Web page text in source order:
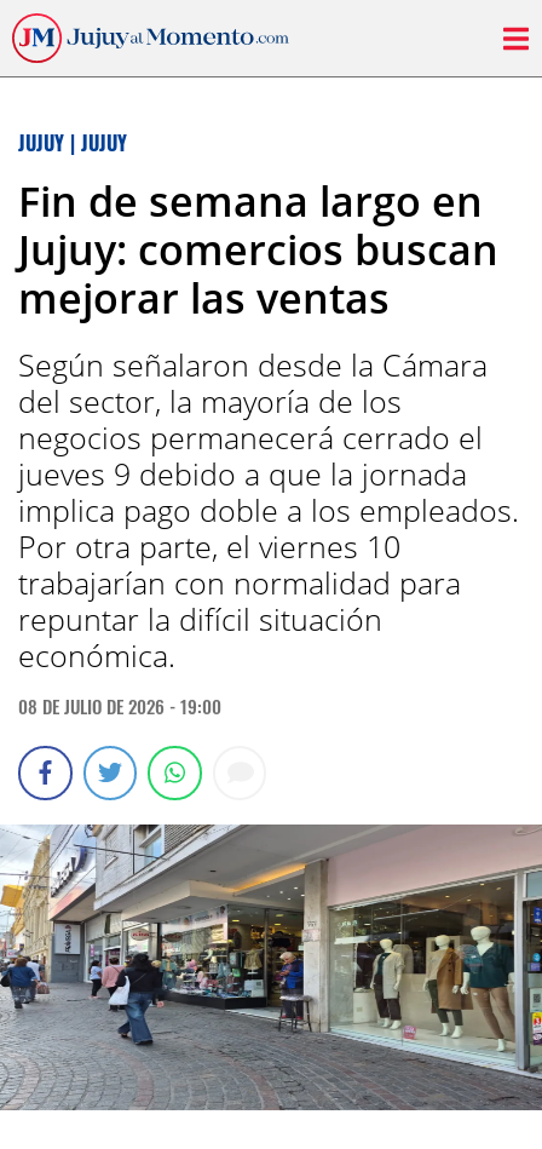
JUJUY | JUJUY
Fin de semana largo en
Jujuy: comercios buscan
mejorar las ventas
Según señalaron desde la Cámara
del sector, la mayoría de los
negocios permanecerá cerrado el
jueves 9 debido a que la jornada
implica pago doble a los empleados.
Por otra parte, el viernes 10
trabajarían con normalidad para
repuntar la difícil situación
económica.
08 DE JULIO DE 2026 - 19:00